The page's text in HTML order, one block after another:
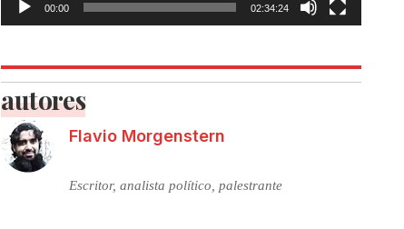
00:00 02:34:24
autores
Flavio Morgenstern
Escritor, analista político, palestrante